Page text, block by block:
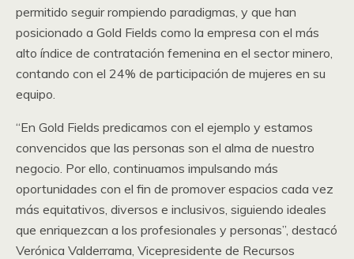
permitido seguir rompiendo paradigmas, y que han
posicionado a Gold Fields como la empresa con el más
alto índice de contratación femenina en el sector minero,
contando con el 24% de participación de mujeres en su
equipo.
“En Gold Fields predicamos con el ejemplo y estamos
convencidos que las personas son el alma de nuestro
negocio. Por ello, continuamos impulsando más
oportunidades con el fin de promover espacios cada vez
más equitativos, diversos e inclusivos, siguiendo ideales
que enriquezcan a los profesionales y personas”, destacó
Verónica Valderrama, Vicepresidente de Recursos